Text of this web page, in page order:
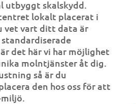
utbyggt skalskydd.
lokalt placerat i
vet vart ditt data är
det här vi har möjlighet
molntjänster åt dig.
så är du
den hos oss för att
miljö.